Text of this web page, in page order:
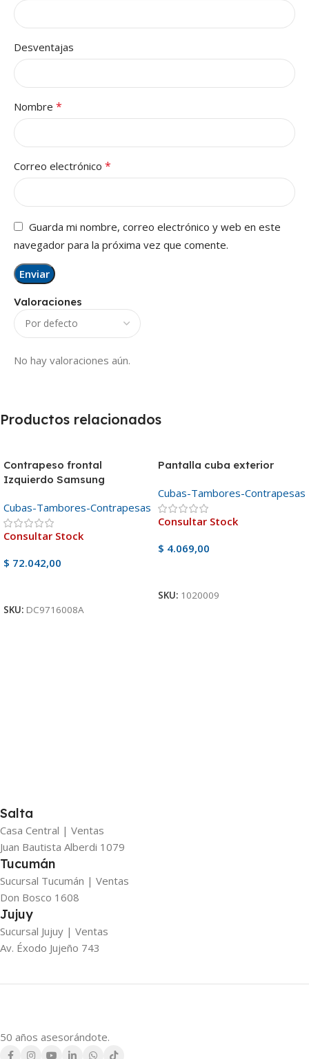
Valoraciones
No hay valoraciones aún.
Desventajas
Nombre *
Correo electrónico *
Guarda mi nombre, correo electrónico y web en este
navegador para la próxima vez que comente.
Productos relacionados
Contrapeso frontal
Izquierdo Samsung
Cubas-Tambores-Contrapesas
Consultar Stock
$ 72.042,00
SKU: DC9716008A
Pantalla cuba exterior
Cubas-Tambores-Contrapesas
Consultar Stock
$ 4.069,00
SKU: 1020009
Salta
Casa Central | Ventas
Juan Bautista Alberdi 1079
Tucumán
Sucursal Tucumán | Ventas
Don Bosco 1608
Jujuy
Sucursal Jujuy | Ventas
Av. Éxodo Jujeño 743
50 años asesorándote.